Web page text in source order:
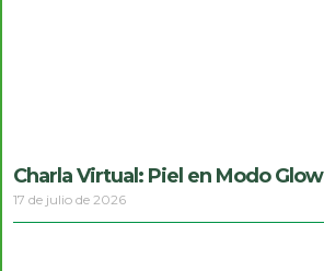
Charla Virtual: Piel en Modo Glow
17 de julio de 2026